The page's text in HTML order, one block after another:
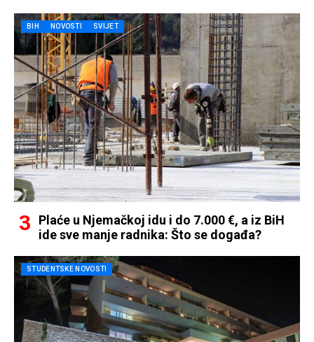
BIH NOVOSTI SVIJET
Plaće u Njemačkoj idu i do 7.000 €, a iz BiH
ide sve manje radnika: Što se događa?
STUDENTSKE NOVOSTI